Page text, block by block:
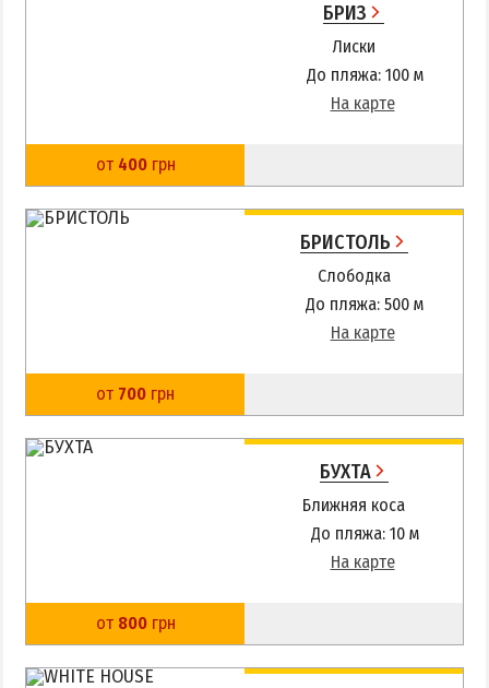
БРИЗ
Лиски
До пляжа: 100 м
На карте
от 400грн
БРИСТОЛЬ
Слободка
До пляжа: 500 м
На карте
от 700 грн
БУХТА
Ближняя коса
До пляжа: 10 м
На карте
от 800грн